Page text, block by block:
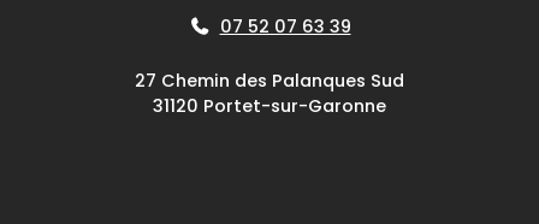
07 52 07 63 39
27 Chemin des Palanques Sud
31120 Portet-sur-Garonne